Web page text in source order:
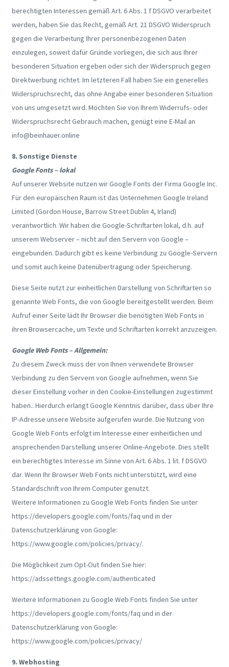
berechtigten Interessen gemäß Art. 6 Abs. 1 f DSGVO verarbeitet
werden, haben Sie das Recht, gemäß Art. 21 DSGVO Widerspruch
gegen die Verarbeitung Ihrer personenbezogenen Daten
einzulegen, soweit dafür Gründe vorliegen, die sich aus Ihrer
besonderen Situation ergeben oder sich der Widerspruch gegen
Direktwerbung richtet. Im letzteren Fall haben Sie ein generelles
Widerspruchsrecht, das ohne Angabe einer besonderen Situation
von uns umgesetzt wird. Möchten Sie von Ihrem Widerrufs- oder
Widerspruchsrecht Gebrauch machen, genügt eine E-Mail an
info@beinhauer.online
8. Sonstige Dienste
Google Fonts – lokal
Auf unserer Website nutzen wir Google Fonts der Firma Google Inc.
Für den europäischen Raum ist das Unternehmen Google Ireland
Limited (Gordon House, Barrow Street Dublin 4, Irland)
verantwortlich. Wir haben die Google-Schriftarten lokal, d.h. auf
unserem Webserver – nicht auf den Servern von Google –
eingebunden. Dadurch gibt es keine Verbindung zu Google-Servern
und somit auch keine Datenübertragung oder Speicherung.
Diese Seite nutzt zur einheitlichen Darstellung von Schriftarten so
genannte Web Fonts, die von Google bereitgestellt werden. Beim
Aufruf einer Seite lädt Ihr Browser die benötigten Web Fonts in
ihren Browsercache, um Texte und Schriftarten korrekt anzuzeigen.
Google Web Fonts – Allgemein:
Zu diesem Zweck muss der von Ihnen verwendete Browser
Verbindung zu den Servern von Google aufnehmen, wenn Sie
dieser Einstellung vorher in den Cookie-Einstellungen zugestimmt
haben.. Hierdurch erlangt Google Kenntnis darüber, dass über Ihre
IP-Adresse unsere Website aufgerufen wurde. Die Nutzung von
Google Web Fonts erfolgt im Interesse einer einheitlichen und
ansprechenden Darstellung unserer Online-Angebote. Dies stellt
ein berechtigtes Interesse im Sinne von Art. 6 Abs. 1 lit. f DSGVO
dar. Wenn Ihr Browser Web Fonts nicht unterstützt, wird eine
Standardschrift von Ihrem Computer genutzt.
Weitere Informationen zu Google Web Fonts finden Sie unter
https://developers.google.com/fonts/faq und in der
Datenschutzerklärung von Google:
https://www.google.com/policies/privacy/.
Die Möglichkeit zum Opt-Out finden Sie hier:
https://adssettings.google.com/authenticated
Weitere Informationen zu Google Web Fonts finden Sie unter
https://developers.google.com/fonts/faq und in der
Datenschutzerklärung von Google:
https://www.google.com/policies/privacy/
9. Webhosting